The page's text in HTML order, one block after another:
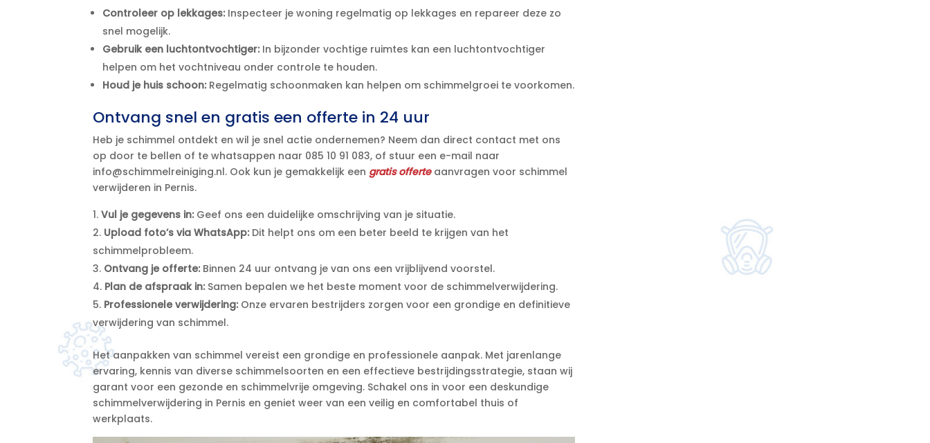
Controleer op lekkages: Inspecteer je woning regelmatig op lekkages en repareer deze zo
snel mogelijk.​
Gebruik een luchtontvochtiger: In bijzonder vochtige ruimtes kan een luchtontvochtiger
helpen om het vochtniveau onder controle te houden.​
Houd je huis schoon: Regelmatig schoonmaken kan helpen om schimmelgroei te voorkomen.​
Ontvang snel en gratis een offerte in 24 uur
Heb je schimmel ontdekt en wil je snel actie ondernemen? Neem dan direct contact met ons
op door te bellen of te whatsappen naar 085 10 91 083, of stuur een e-mail naar
info@schimmelreiniging.​nl.​ Ook kun je gemakkelijk eengratis offerteaanvragen voor schimmel
verwijderen in Pernis.​
Vul je gegevens in: Geef ons een duidelijke omschrijving van je situatie.​
Upload foto’s via WhatsApp: Dit helpt ons om een beter beeld te krijgen van het
schimmelprobleem.​
Ontvang je offerte: Binnen 24 uur ontvang je van ons een vrijblijvend voorstel.​
Plan de afspraak in: Samen bepalen we het beste moment voor de schimmelverwijdering.​
Professionele verwijdering: Onze ervaren bestrijders zorgen voor een grondige en definitieve
verwijdering van schimmel.​
Het aanpakken van schimmel vereist een grondige en professionele aanpak.​ Met jarenlange
ervaring, kennis van diverse schimmelsoorten en een effectieve bestrijdingsstrategie, staan wij
garant voor een gezonde en schimmelvrije omgeving.​ Schakel ons in voor een deskundige
schimmelverwijdering in Pernis en geniet weer van een veilig en comfortabel thuis of
werkplaats.​